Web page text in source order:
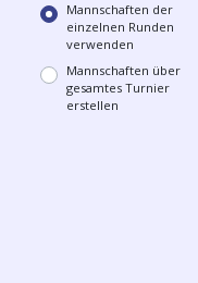
Mannschaften der
einzelnen Runden
verwenden
Mannschaften über
gesamtes Turnier
erstellen